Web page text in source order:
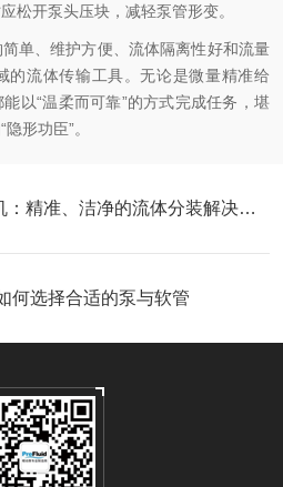
松开泵头压块，减轻泵管形变。
、维护方便、流体隔离性好和流量
的流体传输工具。无论是微量精准给
以“温柔而可靠”的方式完成任务，堪
形功臣”。
蠕动泵灌装机：精准、洁净的流体分装解决方案
何选择合适的泵与软管